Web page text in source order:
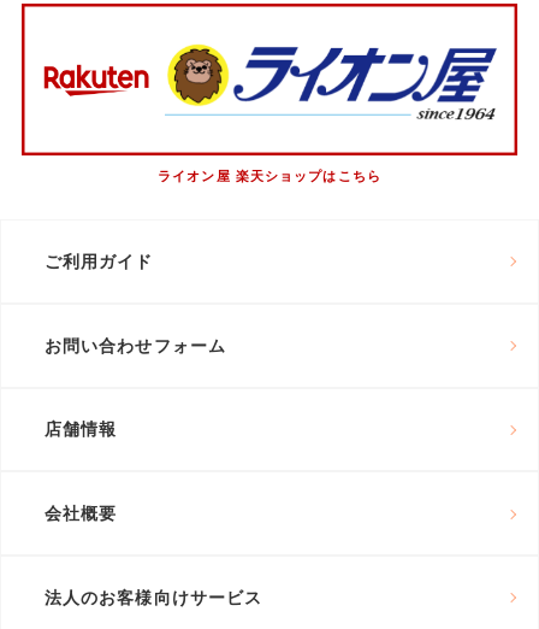
ライオン屋 楽天ショップはこちら
ご利用ガイド
お問い合わせフォーム
店舗情報
会社概要
法人のお客様向けサービス